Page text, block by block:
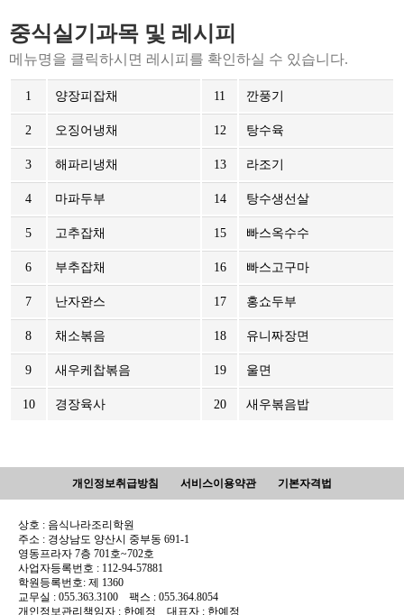
중식실기과목 및 레시피
메뉴명을 클릭하시면 레시피를 확인하실 수 있습니다.
1 양장피잡채 11 깐풍기
2 오징어냉채 12 탕수육
3 해파리냉채 13 라조기
4 마파두부 14 탕수생선살
5 고추잡채 15 빠스옥수수
6 부추잡채 16 빠스고구마
7 난자완스 17 홍쇼두부
8 채소볶음 18 유니짜장면
9 새우케찹볶음 19 울면
10 경장육사 20 새우볶음밥
개인정보취급방침 서비스이용약관 기본자격법
상호 : 음식나라조리학원
주소 : 경상남도 양산시 중부동 691-1
영동프라자 7층 701호~702호
사업자등록번호 : 112-94-57881
학원등록번호: 제 1360
교무실 : 055.363.3100 팩스 : 055.364.8054
개인정보관리책임자 : 한예정 대표자 : 한예정